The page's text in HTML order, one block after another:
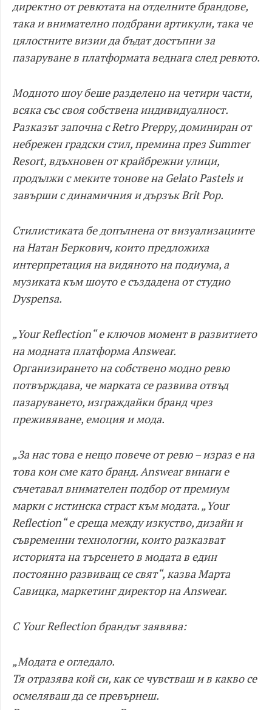
директно от ревютата на отделните брандове,
така и внимателно подбрани артикули, така чe
цялостните визии да бъдат достъпни за
пазаруване в платформата веднага след ревюто.
Модното шоу беше разделено на четири части,
всяка със своя собствена индивидуалност.
Разказът започна с Retro Preppy, доминиран от
небрежен градски стил, премина през Summer
Resort, вдъхновен от крайбрежни улици,
продължи с меките тонове на Gelato Pastels и
завърши с динамичния и дързък Brit Pop.
Стилистиката бе допълнена от визуализациите
на Натан Беркович, които предложиха
интерпретация на видяното на подиума, а
музиката към шоуто е създадена от студио
Dyspensa.
„Your Reflection“ е ключов момент в развитието
на модната платформа Answear.
Организирането на собствено модно ревю
потвърждава, че марката се развива отвъд
пазаруването, изграждайки бранд чрез
преживяване, емоция и мода.
„За нас това е нещо повече от ревю – израз е на
това кои сме като бранд. Answear винаги е
съчетавал внимателен подбор от премиум
марки с истинска страст към модата. „Your
Reflection“ е среща между изкуство, дизайн и
съвременни технологии, които разказват
историята на търсенето в модата в един
постоянно развиващ се свят“, казва Марта
Савицка, маркетинг директор на Answear.
С Your Reflection брандът заявява:
„Модата е огледало.
Тя отразява кой си, как се чувстваш и в какво се
осмеляваш да се превърнеш.